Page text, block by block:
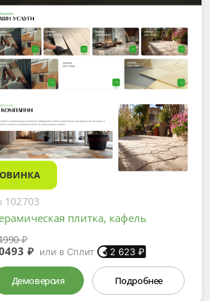
плитка, кафель
₽
₽ или в Сплит 2 623 ₽
Демоверсия Подробнее